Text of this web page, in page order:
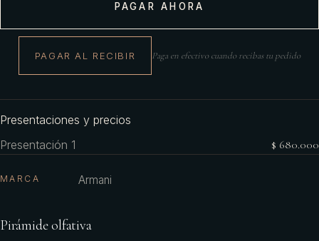
PAGAR AHORA
PAGAR AL RECIBIR Paga en efectivo cuando recibas tu pedido
Presentaciones y precios
Presentación 1
$ 680.000
MARCA Armani
Pirámide olfativa